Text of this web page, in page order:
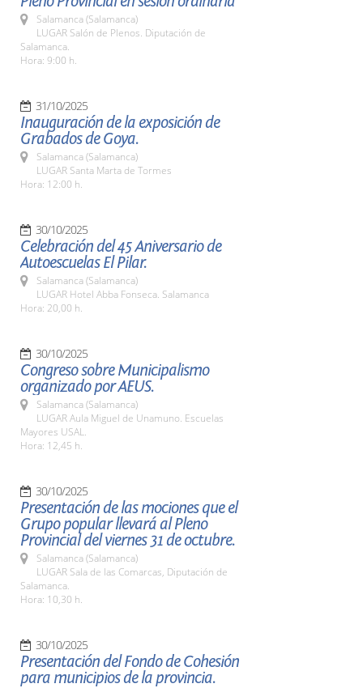
Salamanca (Salamanca)
LUGAR Salón de Plenos. Diputación de
Salamanca.
Hora: 9:00 h.
31/10/2025
Inauguración de la exposición de
Grabados de Goya.
Salamanca (Salamanca)
LUGAR Santa Marta de Tormes
Hora: 12:00 h.
30/10/2025
Celebración del 45 Aniversario de
Autoescuelas El Pilar.
Salamanca (Salamanca)
LUGAR Hotel Abba Fonseca. Salamanca
Hora: 20,00 h.
30/10/2025
Congreso sobre Municipalismo
organizado por AEUS.
Salamanca (Salamanca)
LUGAR Aula Miguel de Unamuno. Escuelas
Mayores USAL.
Hora: 12,45 h.
30/10/2025
Presentación de las mociones que el
Grupo popular llevará al Pleno
Provincial del viernes 31 de octubre.
Salamanca (Salamanca)
LUGAR Sala de las Comarcas, Diputación de
Salamanca.
Hora: 10,30 h.
30/10/2025
Presentación del Fondo de Cohesión
para municipios de la provincia.